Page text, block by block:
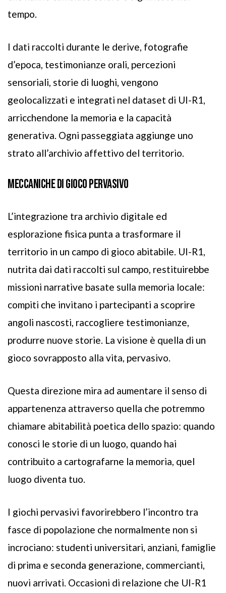
tempo.
I dati raccolti durante le derive, fotografie
d’epoca, testimonianze orali, percezioni
sensoriali, storie di luoghi, vengono
geolocalizzati e integrati nel dataset di UI-R1,
arricchendone la memoria e la capacità
generativa. Ogni passeggiata aggiunge uno
strato all’archivio affettivo del territorio.
MECCANICHE DI GIOCO PERVASIVO
L’integrazione tra archivio digitale ed
esplorazione fisica punta a trasformare il
territorio in un campo di gioco abitabile. UI-R1,
nutrita dai dati raccolti sul campo, restituirebbe
missioni narrative basate sulla memoria locale:
compiti che invitano i partecipanti a scoprire
angoli nascosti, raccogliere testimonianze,
produrre nuove storie. La visione è quella di un
gioco sovrapposto alla vita, pervasivo.
Questa direzione mira ad aumentare il senso di
appartenenza attraverso quella che potremmo
chiamare abitabilità poetica dello spazio: quando
conosci le storie di un luogo, quando hai
contribuito a cartografarne la memoria, quel
luogo diventa tuo.
I giochi pervasivi favorirebbero l’incontro tra
fasce di popolazione che normalmente non si
incrociano: studenti universitari, anziani, famiglie
di prima e seconda generazione, commercianti,
nuovi arrivati. Occasioni di relazione che UI-R1